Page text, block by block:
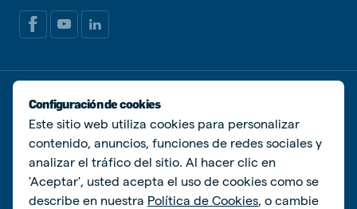
Política de privacidadPolítica de Cookies
Administrar Cookies
© De Heus Animal Nutrition
Configuración de cookies
Este sitio web utiliza cookies para personalizar
contenido, anuncios, funciones de redes sociales y
analizar el tráfico del sitio. Al hacer clic en
'Aceptar', usted acepta el uso de cookies como se
describe en nuestra Política de Cookies, o cambie